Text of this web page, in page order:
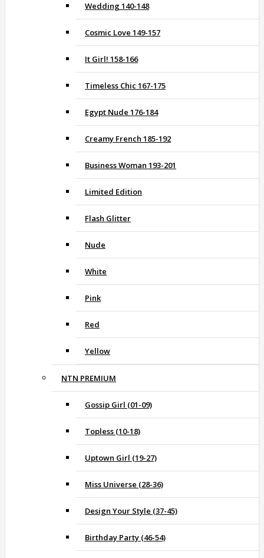
Wedding 140-148
Cosmic Love 149-157
It Girl! 158-166
Timeless Chic 167-175
Egypt Nude 176-184
Creamy French 185-192
Business Woman 193-201
Limited Edition
Flash Glitter
Nude
White
Pink
Red
Yellow
NTN PREMIUM
Gossip Girl (01-09)
Topless (10-18)
Uptown Girl (19-27)
Miss Universe (28-36)
Design Your Style (37-45)
Birthday Party (46-54)